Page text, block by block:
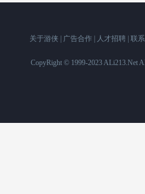
关于游侠 广告合作 人才招聘 联
CopyRight © 1999-2023 ALi213.Net